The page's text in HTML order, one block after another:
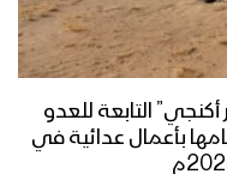
التابعة للعدو
بأعمال عدائية في